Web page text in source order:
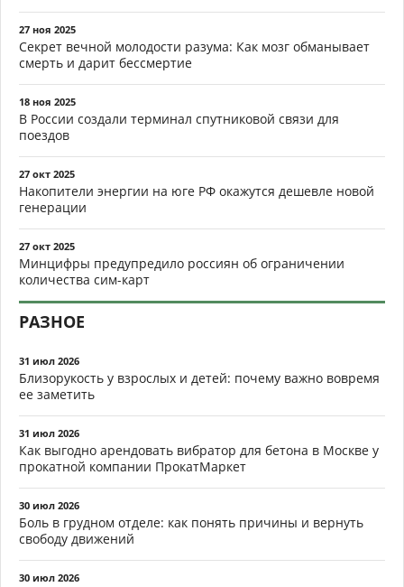
27 ноя 2025
Секрет вечной молодости разума: Как мозг обманывает
смерть и дарит бессмертие
18 ноя 2025
В России создали терминал спутниковой связи для
поездов
27 окт 2025
Накопители энергии на юге РФ окажутся дешевле новой
генерации
27 окт 2025
Минцифры предупредило россиян об ограничении
количества сим-карт
РАЗНОЕ
31 июл 2026
Близорукость у взрослых и детей: почему важно вовремя
ее заметить
31 июл 2026
Как выгодно арендовать вибратор для бетона в Москве у
прокатной компании ПрокатМаркет
30 июл 2026
Боль в грудном отделе: как понять причины и вернуть
свободу движений
30 июл 2026